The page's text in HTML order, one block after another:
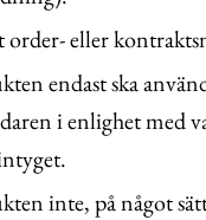
order- eller
endast ska
i enlighet med
inte, på något